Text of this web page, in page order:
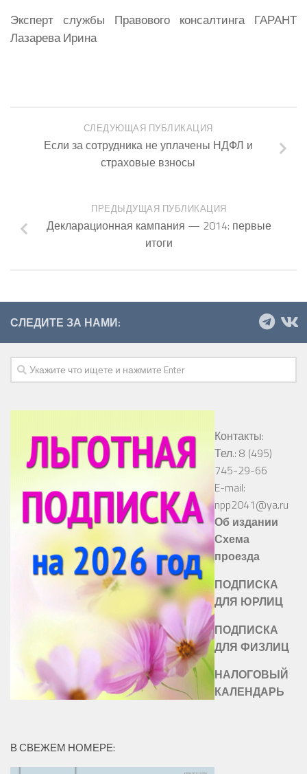
Эксперт службы Правового консалтинга ГАРАНТ
Лазарева Ирина
СЛЕДУЮЩАЯ ПУБЛИКАЦИЯ
Если за сотрудника не уплачены НДФЛ и
страховые взносы
ПРЕДЫДУЩАЯ ПУБЛИКАЦИЯ
Декларационная кампания — 2014: первые
итоги
СЛЕДИТЕ ЗА НАМИ:
Контакты:
Тел.: 8 (495)
745-29-66
E-mail:
npp2041@ya.ru
Об издании
Схема
проезда
ПОДПИСКА
ДЛЯ ЮРЛИЦ
ПОДПИСКА
ДЛЯ ФИЗЛИЦ
НАЛОГОВЫЙ
КАЛЕНДАРЬ
В СВЕЖЕМ НОМЕРЕ: